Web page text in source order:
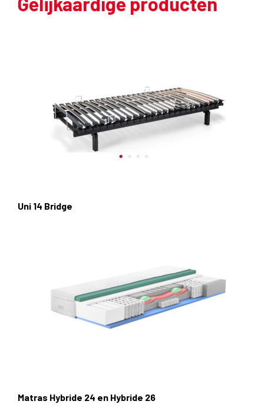
Uni 14 Bridge
Matras Hybride 24 en Hybride 26